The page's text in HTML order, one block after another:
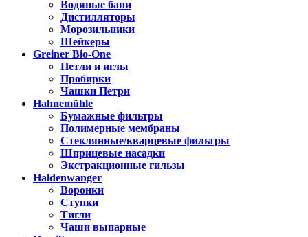
Водяные бани
Дистилляторы
Морозильники
Шейкеры
Greiner Bio-One
Петли и иглы
Пробирки
Чашки Петри
Hahnemühle
Бумажные фильтры
Полимерные мембраны
Стеклянные/кварцевые фильтры
Шприцевые насадки
Экстракционные гильзы
Haldenwanger
Воронки
Ступки
Тигли
Чаши выпарные